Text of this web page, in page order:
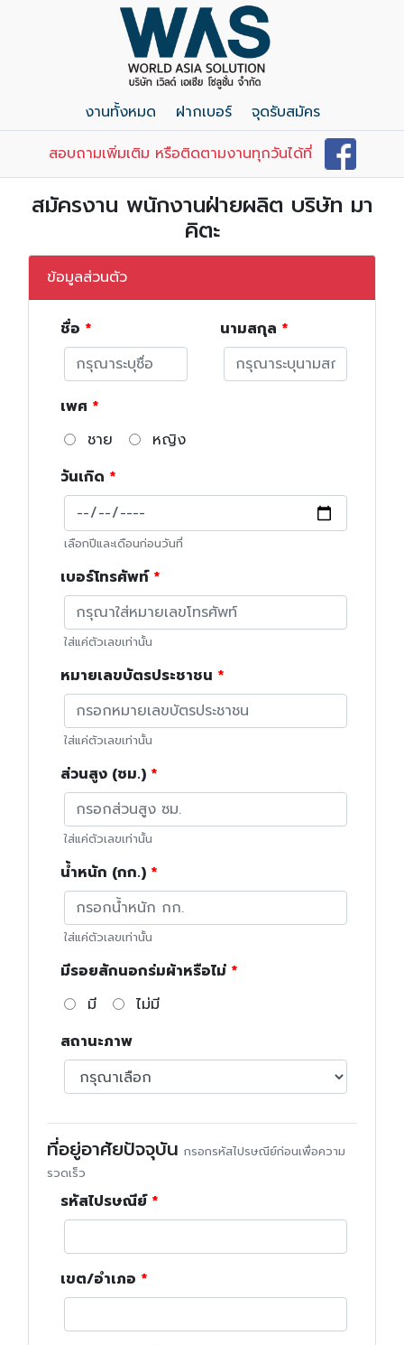
งานทั้งหมด ฝากเบอร์
จุดรับสมัคร
สอบถามเพิ่มเติม หรือติดตามงานทุกวันได้ที่
สมัครงาน พนักงานฝ่ายผลิต บริษัท มา
คิตะ
ข้อมูลส่วนตัว
ชื่อ นามสกุล
เพศ
ชาย
หญิง
วันเกิด
เลือกปีและเดือนก่อนวันที่
เบอร์โทรศัพท์
ใส่แค่ตัวเลขเท่านั้น
หมายเลขบัตรประชาชน
ใส่แค่ตัวเลขเท่านั้น
ส่วนสูง (ซม.)
ใส่แค่ตัวเลขเท่านั้น
น้ำหนัก (กก.)
ใส่แค่ตัวเลขเท่านั้น
มีรอยสักนอกร่มผ้าหรือไม่
มี
ไม่มี
สถานะภาพ
ที่อยู่อาศัยปัจจุบัน กรอกรหัสไปรษณีย์ก่อนเพื่อความ
รวดเร็ว
รหัสไปรษณีย์
เขต/อำเภอ